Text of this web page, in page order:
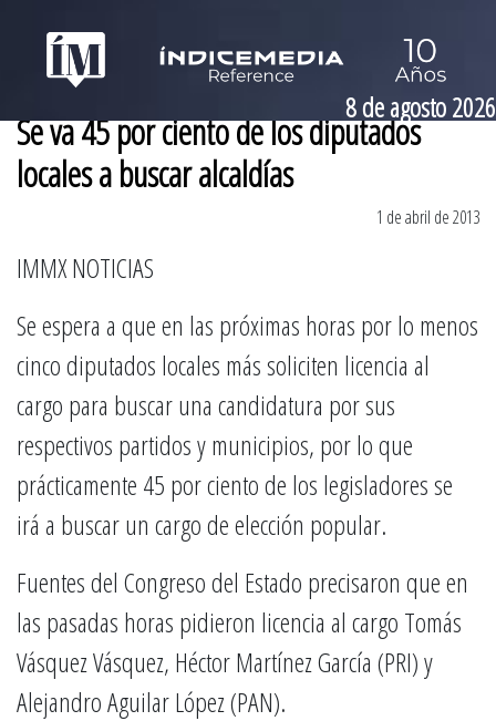
8 de agosto 2026
Se va 45 por ciento de los diputados
locales a buscar alcaldías
1 de abril de 2013
IMMX NOTICIAS
Se espera a que en las próximas horas por lo menos
cinco diputados locales más soliciten licencia al
cargo para buscar una candidatura por sus
respectivos partidos y municipios, por lo que
prácticamente 45 por ciento de los legisladores se
irá a buscar un cargo de elección popular.
Fuentes del Congreso del Estado precisaron que en
las pasadas horas pidieron licencia al cargo Tomás
Vásquez Vásquez, Héctor Martínez García (PRI) y
Alejandro Aguilar López (PAN).